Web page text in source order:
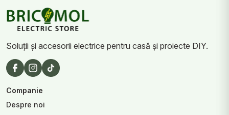
Soluții și accesorii electrice pentru casă și proiecte DIY.
Companie
Despre noi